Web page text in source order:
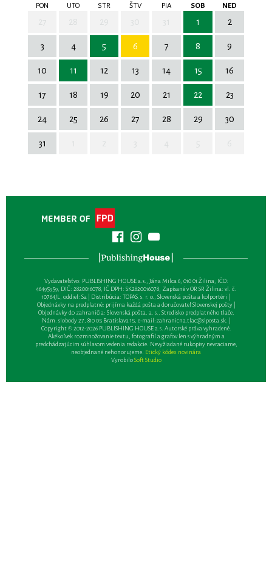
PON UTO STR ŠTV PIA SOB NED
1 2
3 4 5 6 7 8 9
10 11 12 13 14 15 16
17 18 19 20 21 22 23
24 25 26 27 28 29 30
31
Vydavateľsťvo: PUBLISHING HOUSE a.s., Jána Milca 6, 010 01 Žilina, IČO:
46495959, DIČ: 2820016078, IČ DPH: SK2820016078, Zapísané v OR SR Žilina: vl. č.
10764/L, oddiel: Sa | Distribúcia: TOPAS, s. r. o., Slovenská pošta a kolportéri |
Objednávky na predplatné: prijíma každá pošta a doručovateľ Slovenskej pošty |
Objednávky do zahraničia: Slovenská pošta, a. s., Stredisko predplatného tlače,
Nám. slobody 27, 810 05 Bratislava 15, e-mail:zahranicna.tlac@slposta.sk. |
Copyright © 2012-2026 PUBLISHING HOUSE a.s. Autorské práva vyhradené.
Akékoľvek rozmnožovanie textu, fotografií a grafov len s výhradným a
predchádzajúcim súhlasom vedenia redakcie. Nevyžiadané rukopisy nevraciame,
neobjednané nehonorujeme. Etický kódex novinára
VyrobiloSoft Studio